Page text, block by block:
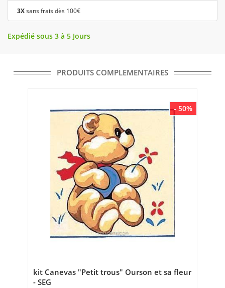
3Xsans frais dès 100€
Expédié sous 3 à 5 Jours
PRODUITS COMPLEMENTAIRES
- 50%
kit Canevas "Petit trous" Ourson et sa fleur
- SEG